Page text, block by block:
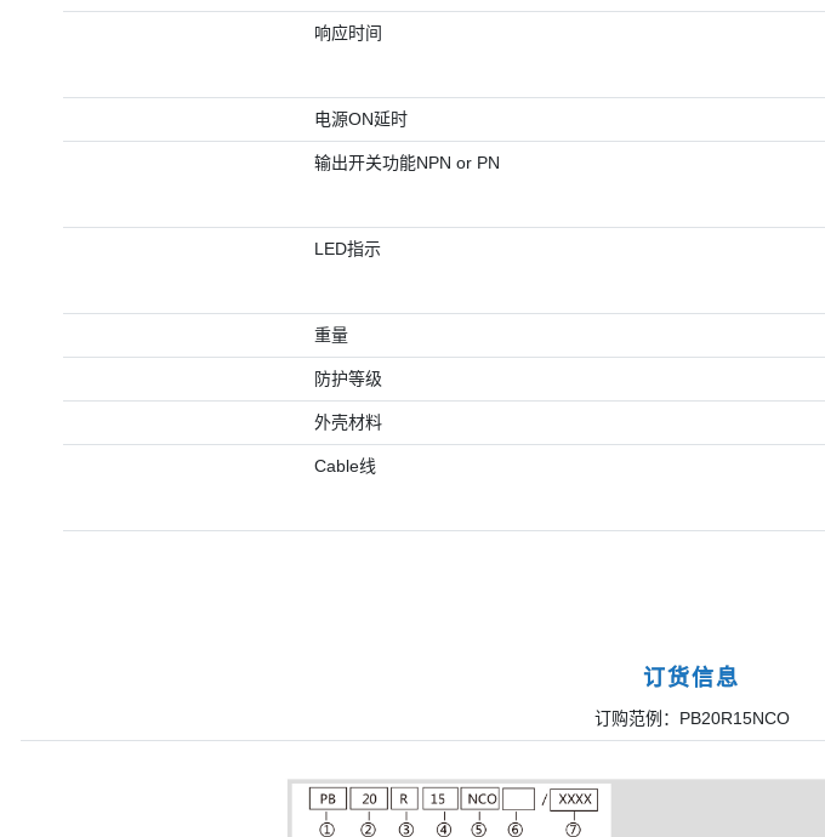
响应时间
电源ON延时
输出开关功能NPN or PN
LED指示
重量
防护等级
外壳材料
Cable线
订货信息
订购范例：PB20R15NCO